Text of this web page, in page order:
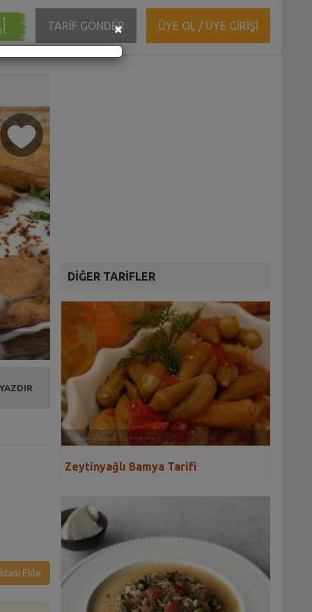
TARİF GÖNDER ÜYE OL / ÜYE GİRİŞİ
Ekle
DİĞER TARİFLER
Zeytinyağlı Bamya Tarifi
×Close